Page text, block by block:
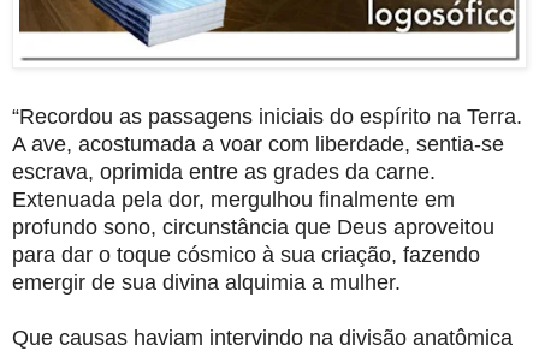
“Recordou as passagens iniciais do espírito na Terra.
A ave, acostumada a voar com liberdade, sentia-se
escrava, oprimida entre as grades da carne.
Extenuada pela dor, mergulhou finalmente em
profundo sono, circunstância que Deus aproveitou
para dar o toque cósmico à sua criação, fazendo
emergir de sua divina alquimia a mulher.
Que causas haviam intervindo na divisão anatômica